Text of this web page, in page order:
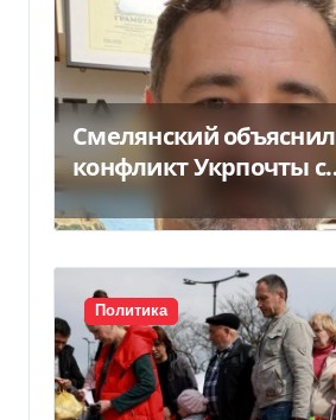
Смелянский объяснил
конфликт Укрпочты с
НБУ из-за платежек
Политика